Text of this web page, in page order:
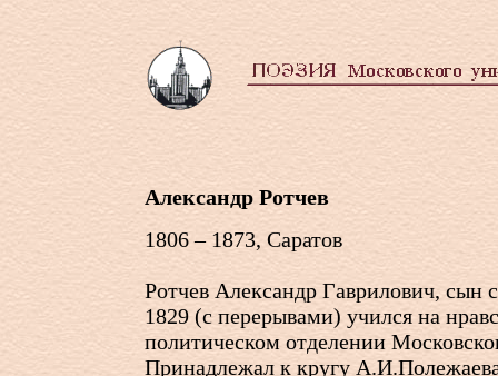
Александр Ротчев
1806 – 1873, Саратов
Ротчев Александр Гаврилович, сын
1829 (с перерывами) учился на
политическом отделении
Принадлежал к кругу